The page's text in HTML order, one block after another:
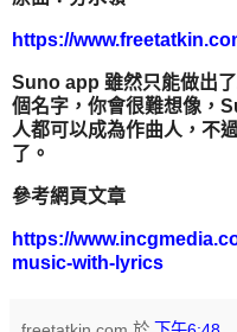
https://
Suno app 雖然只能做出
個名字，你會很難想像，
人都可以成為作曲人，不
了。
參考網頁文章
https://
music-with-lyrics